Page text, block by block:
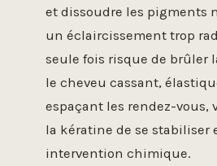
et dissoudre les pigments
un éclaircissement trop
seule fois risque de brûler
le cheveu cassant,
espaçant les rendez-vous,
la kératine de se stabiliser
intervention chimique.